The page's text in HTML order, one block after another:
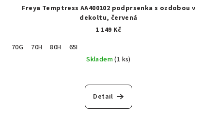
Freya Temptress AA400102 podprsenka s ozdobou v
dekoltu, červená
1 149 Kč
70G
70H 80H
65I
Skladem(1 ks)
Detail